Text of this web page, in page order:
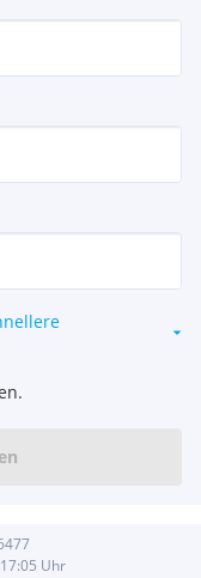
Uhr